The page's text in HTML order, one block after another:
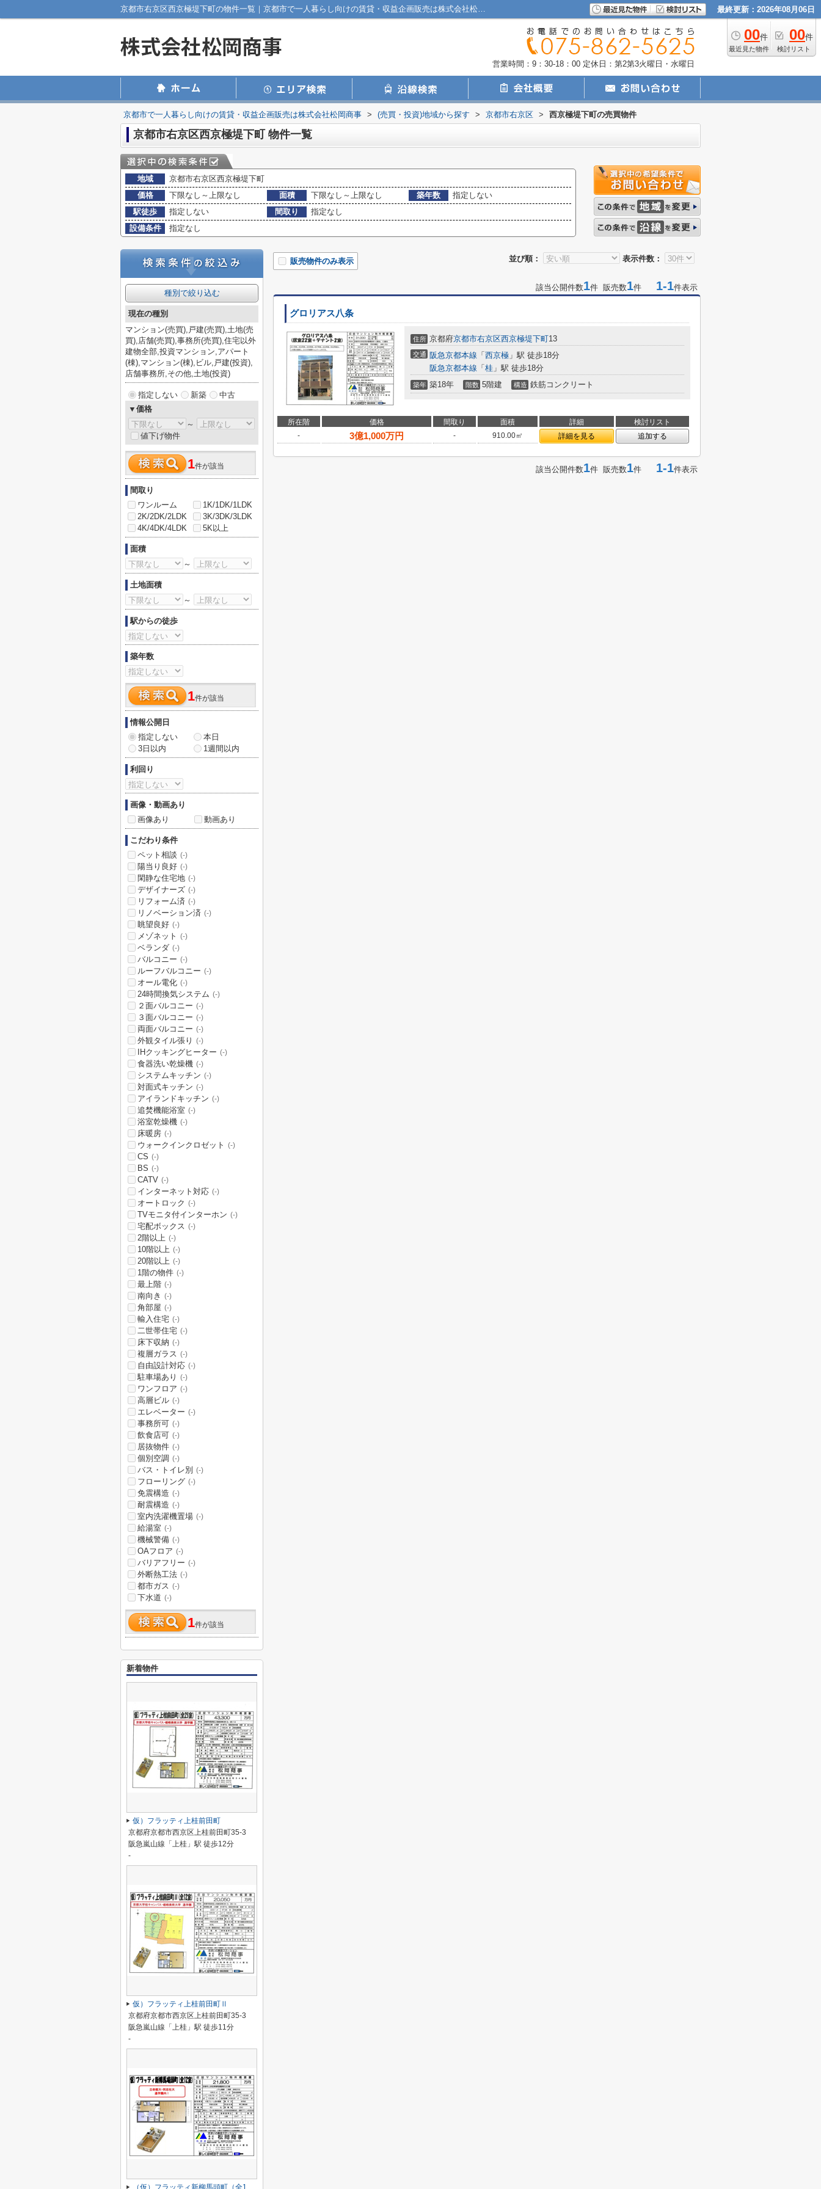
京都市右京区西京極堤下町の物件一覧｜京都市で一人暮らし向けの賃貸・収益企画販売は株式会社松岡商事 最終更新：2026年08月06日
00件
最近見た物件
00件
検討リスト
営業時間：9：30-18：00 定休日：第2第3火曜日・水曜日
京都市で一人暮らし向けの賃貸・収益企画販売は株式会社松岡商事 > (売買・投資)地域から探す > 京都市右京区 > 西京極堤下町の売買物件
京都市右京区西京極堤下町 物件一覧
地域
京都市右京区西京極堤下町
価格
下限なし～上限なし 面積 下限なし～上限なし 築年数
指定しない
駅徒歩
指定しない 間取り
指定なし
設備条件
指定なし
並び順： 表示件数：
販売物件のみ表示
該当公開件数1件 販売数1件 1-1件表示
グロリアス八条
住所 京都府京都市右京区西京極堤下町13
交通 阪急京都本線 「 西京極 」駅 徒歩18分
阪急京都本線 「 桂 」駅 徒歩18分
築年 築18年 階数 5階建 構造 鉄筋コンクリート
所在階 価格 間取り 面積 詳細
検討リスト
-
3億1,000万円 - 910.00㎡ 詳細を見る 追加する
該当公開件数1件 販売数1件 1-1件表示
種別で絞り込む
現在の種別
マンション(売買),戸建(売買),土地(売
買),店舗(売買),事務所(売買),住宅以外
建物全部,投資マンション,アパート
(棟),マンション(棟),ビル,戸建(投資),
店舗事務所,その他,土地(投資)
指定しない 新築
中古
▼価格
～
値下げ物件
1件が該当
間取り
ワンルーム
1K/1DK/1LDK
2K/2DK/2LDK
3K/3DK/3LDK
4K/4DK/4LDK
5K以上
面積
～
土地面積
～
駅からの徒歩
築年数
1件が該当
情報公開日
指定しない
本日
3日以内
1週間以内
利回り
画像・動画あり
画像あり
動画あり
こだわり条件
ペット相談 (-)
陽当り良好 (-)
閑静な住宅地 (-)
デザイナーズ (-)
リフォーム済 (-)
リノベーション済 (-)
眺望良好 (-)
メゾネット (-)
ベランダ (-)
バルコニー (-)
ルーフバルコニー (-)
オール電化 (-)
24時間換気システム (-)
２面バルコニー (-)
３面バルコニー (-)
両面バルコニー (-)
外観タイル張り (-)
IHクッキングヒーター (-)
食器洗い乾燥機 (-)
システムキッチン (-)
対面式キッチン (-)
アイランドキッチン (-)
追焚機能浴室 (-)
浴室乾燥機 (-)
床暖房 (-)
ウォークインクロゼット (-)
CS (-)
BS (-)
CATV (-)
インターネット対応 (-)
オートロック (-)
TVモニタ付インターホン (-)
宅配ボックス (-)
2階以上 (-)
10階以上 (-)
20階以上 (-)
1階の物件 (-)
最上階 (-)
南向き (-)
角部屋 (-)
輸入住宅 (-)
二世帯住宅 (-)
床下収納 (-)
複層ガラス (-)
自由設計対応 (-)
駐車場あり (-)
ワンフロア (-)
高層ビル (-)
エレベーター (-)
事務所可 (-)
飲食店可 (-)
居抜物件 (-)
個別空調 (-)
バス・トイレ別 (-)
フローリング (-)
免震構造 (-)
耐震構造 (-)
室内洗濯機置場 (-)
給湯室 (-)
機械警備 (-)
OAフロア (-)
バリアフリー (-)
外断熱工法 (-)
都市ガス (-)
下水道 (-)
1件が該当
新着物件
仮）フラッティ上桂前田町
京都府京都市西京区上桂前田町35-3
阪急嵐山線「上桂」駅 徒歩12分
-
仮）フラッティ上桂前田町Ⅱ
京都府京都市西京区上桂前田町35-3
阪急嵐山線「上桂」駅 徒歩11分
-